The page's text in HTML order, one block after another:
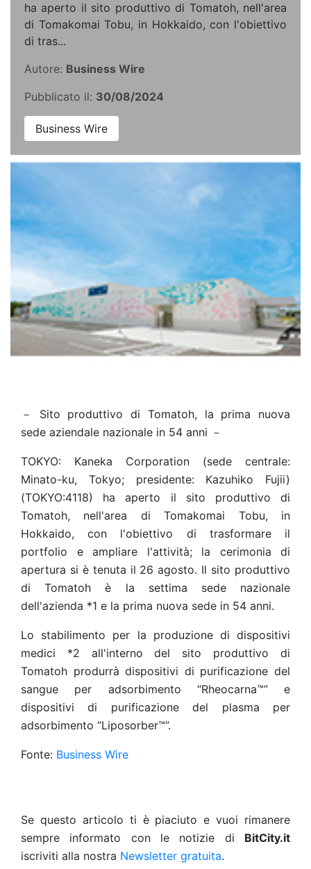
ha aperto il sito produttivo di Tomatoh, nell'area
di Tomakomai Tobu, in Hokkaido, con l'obiettivo
di tras...
Autore: Business Wire
Pubblicato il: 30/08/2024
Business Wire
－ Sito produttivo di Tomatoh, la prima nuova
sede aziendale nazionale in 54 anni －
TOKYO: Kaneka Corporation (sede centrale:
Minato-ku, Tokyo; presidente: Kazuhiko Fujii)
(TOKYO:4118) ha aperto il sito produttivo di
Tomatoh, nell'area di Tomakomai Tobu, in
Hokkaido, con l'obiettivo di trasformare il
portfolio e ampliare l'attività; la cerimonia di
apertura si è tenuta il 26 agosto. Il sito produttivo
di Tomatoh è la settima sede nazionale
dell'azienda *1 e la prima nuova sede in 54 anni.
Lo stabilimento per la produzione di dispositivi
medici *2 all'interno del sito produttivo di
Tomatoh produrrà dispositivi di purificazione del
sangue per adsorbimento “Rheocarna™” e
dispositivi di purificazione del plasma per
adsorbimento “Liposorber™”.
Fonte: Business Wire
Se questo articolo ti è piaciuto e vuoi rimanere
sempre informato con le notizie di BitCity.it
iscriviti alla nostra Newsletter gratuita.